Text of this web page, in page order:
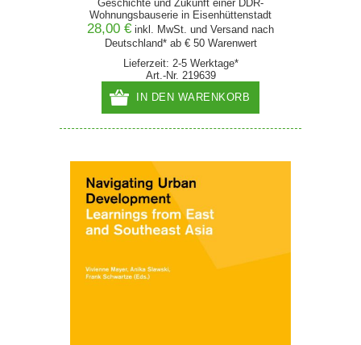
Geschichte und Zukunft einer DDR-
Wohnungsbauserie in Eisenhüttenstadt
28,00 € inkl. MwSt. und Versand nach
Deutschland* ab € 50 Warenwert
Lieferzeit: 2-5 Werktage*
Art.-Nr. 219639
IN DEN WARENKORB